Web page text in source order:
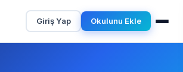
Giriş Yap Okulunu Ekle